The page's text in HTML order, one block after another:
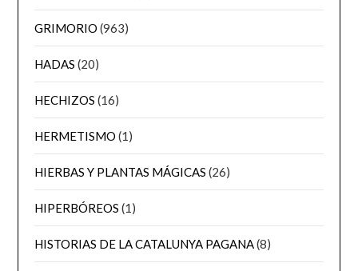
GRIMORIO (963)
HADAS (20)
HECHIZOS (16)
HERMETISMO (1)
HIERBAS Y PLANTAS MÁGICAS (26)
HIPERBÓREOS (1)
HISTORIAS DE LA CATALUNYA PAGANA(8)